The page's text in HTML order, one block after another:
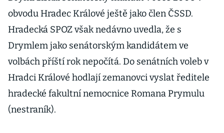
obvodu Hradec Králové ještě jako člen ČSSD.
Hradecká SPOZ však nedávno uvedla, že s
Drymlem jako senátorským kandidátem ve
volbách příští rok nepočítá. Do senátních voleb v
Hradci Králové hodlají zemanovci vyslat ředitele
hradecké fakultní nemocnice Romana Prymulu
(nestraník).